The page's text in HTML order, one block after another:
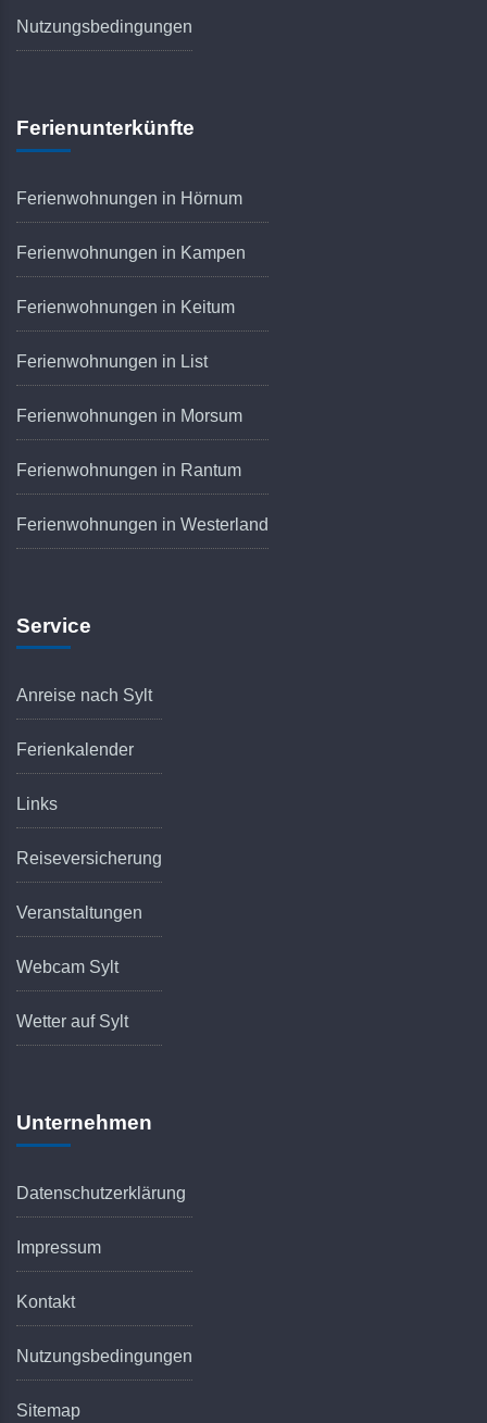
Nutzungsbedingungen
Ferienunterkünfte
Ferienwohnungen in Hörnum
Ferienwohnungen in Kampen
Ferienwohnungen in Keitum
Ferienwohnungen in List
Ferienwohnungen in Morsum
Ferienwohnungen in Rantum
Ferienwohnungen in Westerland
Service
Anreise nach Sylt
Ferienkalender
Links
Reiseversicherung
Veranstaltungen
Webcam Sylt
Wetter auf Sylt
Unternehmen
Datenschutzerklärung
Impressum
Kontakt
Nutzungsbedingungen
Sitemap